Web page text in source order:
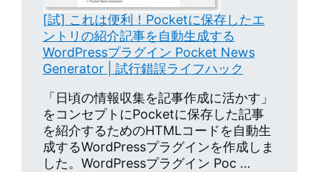
[試] これは便利！Pocketに保存したエ
ントリの紹介記事を自動生成する
WordPressプラグイン Pocket News
Generator | 試行錯誤ライフハック
「日頃の情報収集を記事作成に活かす」
をコンセプトにPocketに保存した記事
を紹介するためのHTMLコードを自動生
成するWordPressプラグインを作成しま
した。WordPressプラグイン Poc …